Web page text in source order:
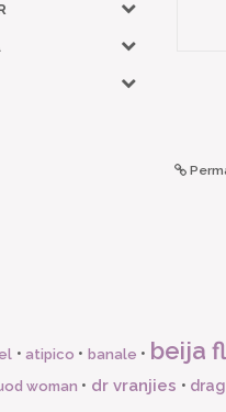
•atipico • banale • beija
woman • dr vranjies •